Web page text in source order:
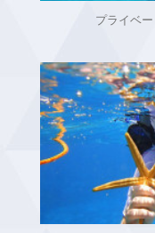
プライベ